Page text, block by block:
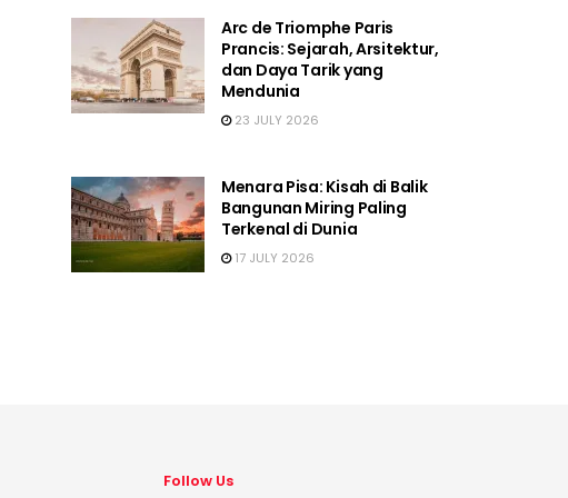
Arc de Triomphe Paris
Prancis: Sejarah, Arsitektur,
dan Daya Tarik yang
Mendunia
23 JULY 2026
Menara Pisa: Kisah di Balik
Bangunan Miring Paling
Terkenal di Dunia
17 JULY 2026
Follow Us